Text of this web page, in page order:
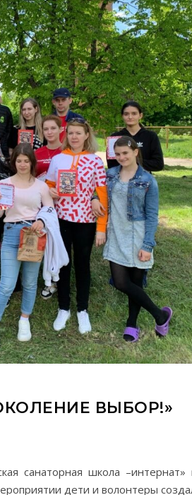
ВЫБОР!»
санаторная школа –интернат»
дети и волонтеры